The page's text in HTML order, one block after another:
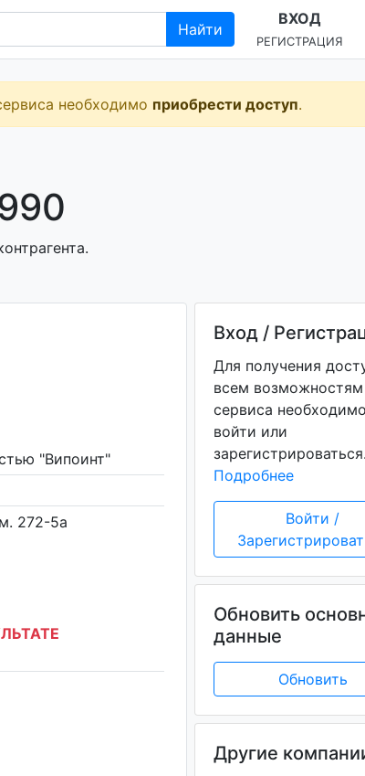
Найти
ВХОД
РЕГИСТРАЦИЯ
необходимо приобрести доступ.
"Випоинт"
272-5а
Вход /
Для получения
всем возможностям
сервиса
войти или
Подробнее
Войти /
Обновить
данные
Обновить
Другие